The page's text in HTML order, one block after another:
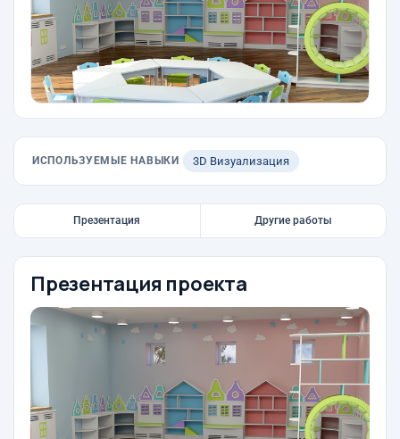
ИСПОЛЬЗУЕМЫЕ НАВЫКИ 3D Визуализация
Презентация Другие работы
Презентация проекта